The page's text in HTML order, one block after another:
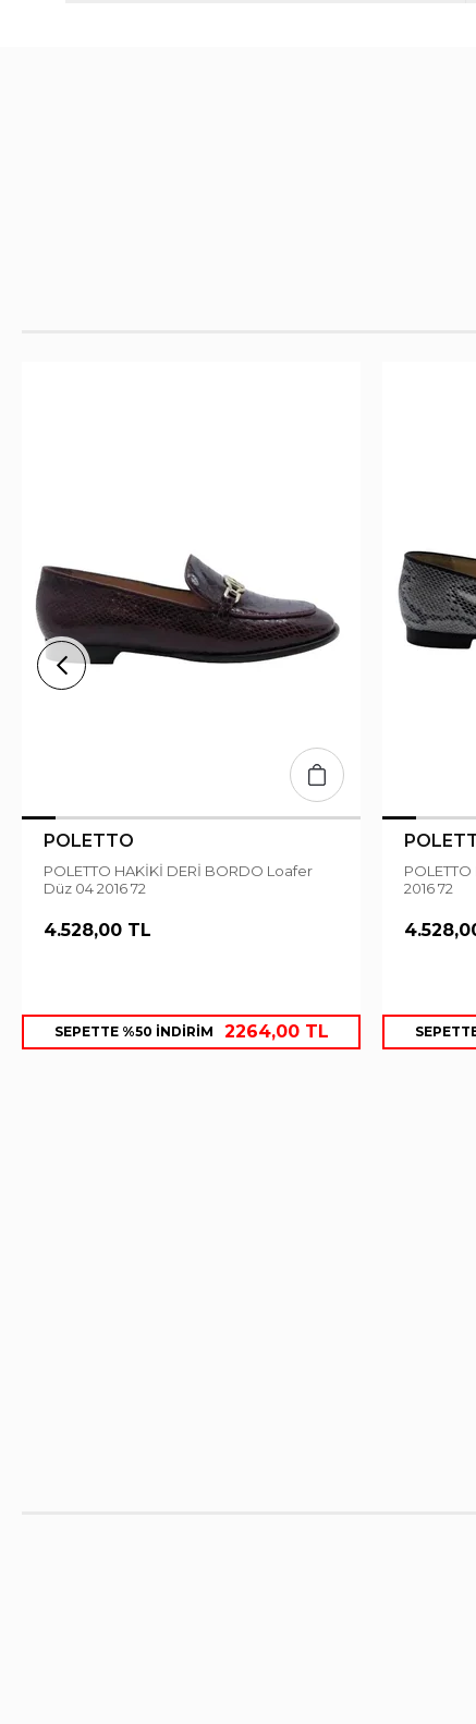
POLETTO
POLETTO HAKİKİ DERİ BORDO Loafer
Düz 04 2016 72
4.528,00 TL
SEPETTE %50 İNDİRİM 2264,00 TL
POLETTO HAKİKİ DERİ BEJ Loafer Düz 04
2016 72